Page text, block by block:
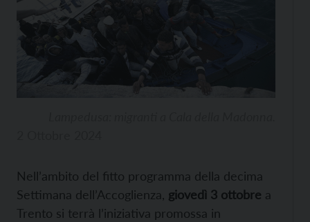
Nell’ambito del fitto programma della decima
Settimana dell’Accoglienza, giovedì 3 ottobre a
Trento si terrà l’iniziativa promossa in